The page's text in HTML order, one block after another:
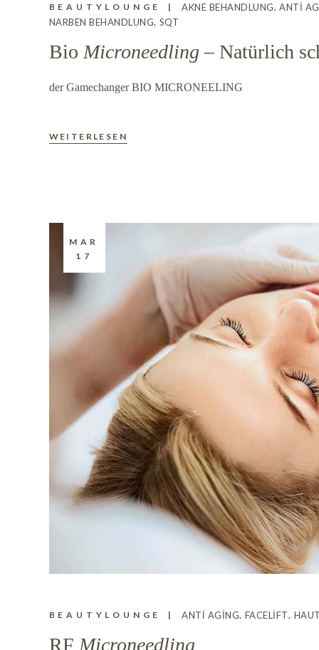
BEAUTYLOUNGE AKNE BEHANDLUNG ANTI
NARBEN BEHANDLUNG SQT
Bio Microneedling – Natürlich
der Gamechanger BIO MICRONEELING
WEITERLESEN
MAR
17
BEAUTYLOUNGE ANTI AGING FACELIFT
RF Microneedling